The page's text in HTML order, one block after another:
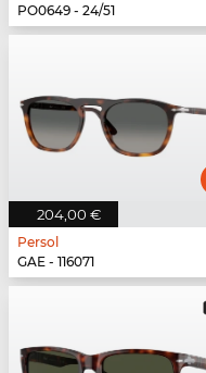
PO0649 - 24/51
204,00 €
Persol
GAE - 116071